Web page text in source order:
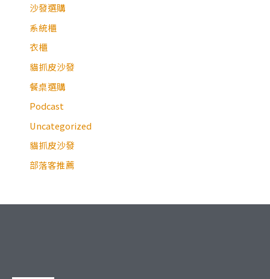
沙發選購
系統櫃
衣櫃
貓抓皮沙發
餐桌選購
Podcast
Uncategorized
貓抓皮沙發
部落客推薦